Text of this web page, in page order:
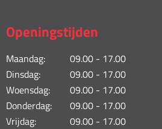
Openingstijden
Maandag:
09.00 - 17.00
Dinsdag:
09.00 - 17.00
Woensdag:
09.00 - 17.00
Donderdag:
09.00 - 17.00
Vrijdag:
09.00 - 17.00